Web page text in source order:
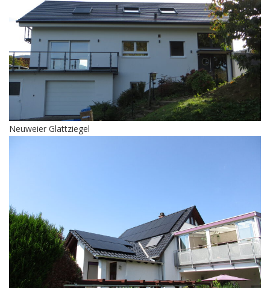
Neuweier Glattziegel